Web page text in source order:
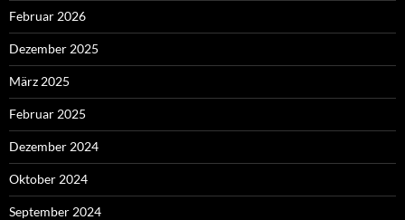
Februar 2026
Dezember 2025
März 2025
Februar 2025
Dezember 2024
Oktober 2024
September 2024